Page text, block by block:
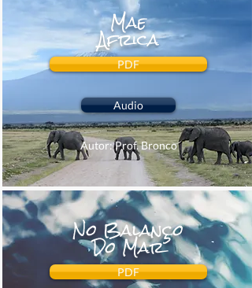
Mae
Africa
PDF
Audio
Autor: Prof. Bronco
No Balanço
Do Mar
PDF